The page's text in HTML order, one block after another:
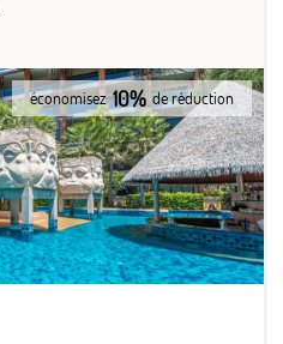
économisez 10% de réduction